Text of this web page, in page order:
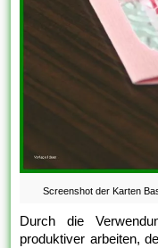
Screenshot der Karten
Durch die
produktiver arbeiten,